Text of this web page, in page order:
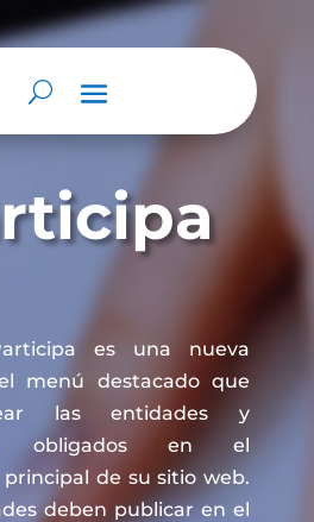
es una nueva
menú destacado que
las entidades y
obligados en el
de su sitio web.
deben publicar en el